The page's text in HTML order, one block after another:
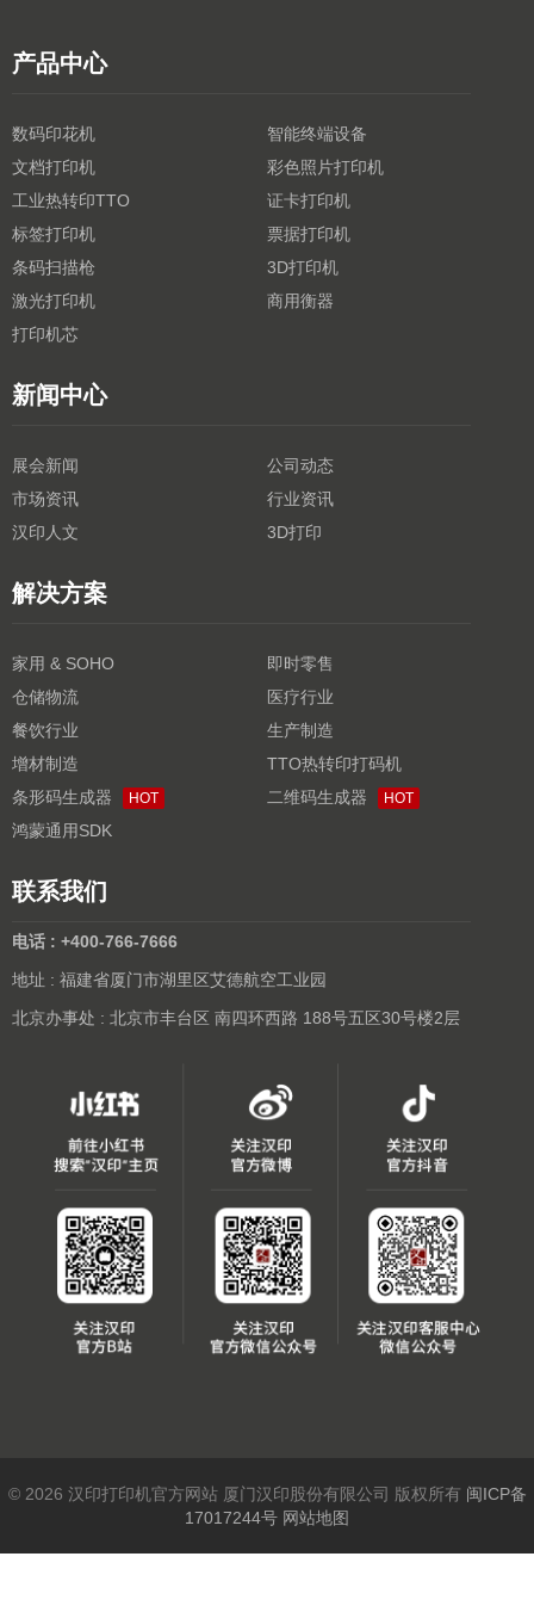
产品中心
数码印花机
智能终端设备
文档打印机
彩色照片打印机
工业热转印TTO
证卡打印机
标签打印机
票据打印机
条码扫描枪
3D打印机
激光打印机
商用衡器
打印机芯
新闻中心
展会新闻
公司动态
市场资讯
行业资讯
汉印人文
3D打印
解决方案
家用 & SOHO
即时零售
仓储物流
医疗行业
餐饮行业
生产制造
增材制造
TTO热转印打码机
条形码生成器
HOT 二维码生成器 HOT
鸿蒙通用SDK
联系我们
电话 : +400-766-7666
地址 : 福建省厦门市湖里区艾德航空工业园
北京办事处 : 北京市丰台区 南四环西路 188号五区30号楼2层
© 2026 汉印打印机官方网站 厦门汉印股份有限公司 版权所有 闽ICP备
17017244号 网站地图